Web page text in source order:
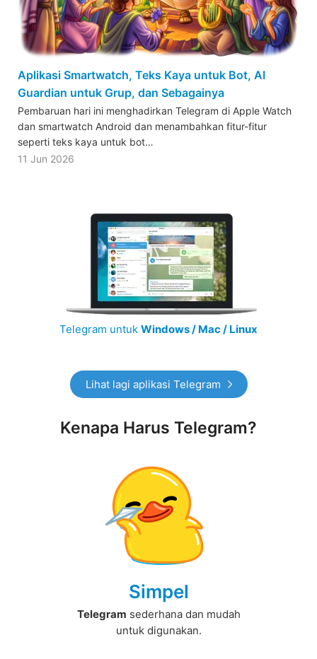
Aplikasi Smartwatch, Teks Kaya untuk Bot, AI
Guardian untuk Grup, dan Sebagainya
Pembaruan hari ini menghadirkan Telegram di Apple Watch
dan smartwatch Android dan menambahkan fitur-fitur
seperti teks kaya untuk bot…
11 Jun 2026
Telegram untuk Windows / Mac / Linux
Lihat lagi aplikasi Telegram
Kenapa Harus Telegram?
Simpel
Telegram sederhana dan mudah
untuk digunakan.